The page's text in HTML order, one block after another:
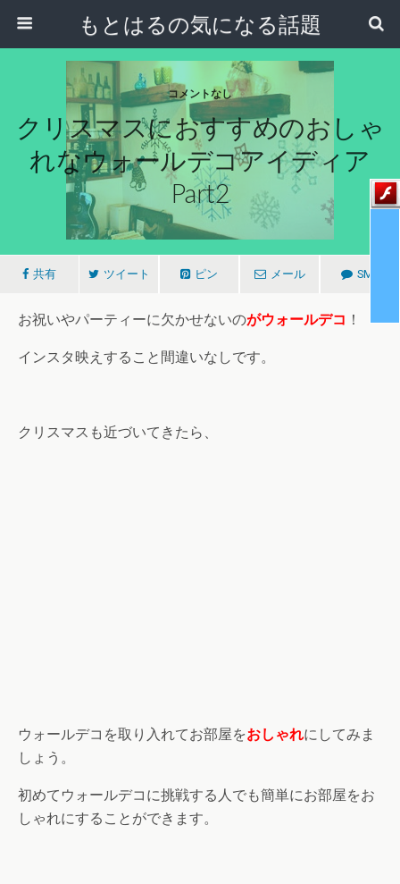
もとはるの気になる話題
コメントなし
クリスマスにおすすめのおしゃ
れなウォールデコアイディア
Part2
共有 ツイート ピン メール SMS
お祝いやパーティーに欠かせないのがウォールデコ ！
インスタ映えすること間違いなしです。
クリスマスも近づいてきたら、
ウォールデコを取り入れてお部屋をおしゃれにしてみま
しょう。
初めてウォールデコに挑戦する人でも簡単にお部屋をお
しゃれにすることができます。